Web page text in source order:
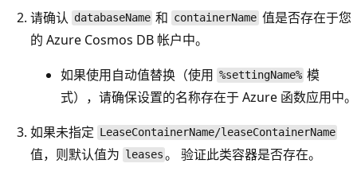
请确认 databaseName 和 containerName 值是否存在于您
的 Azure Cosmos DB 帐户中。
如果使用自动值替换（使用 %settingName% 模
式），请确保设置的名称存在于 Azure 函数应用中。
如果未指定 LeaseContainerName/leaseContainerName
值，则默认值为 leases 。 验证此类容器是否存在。